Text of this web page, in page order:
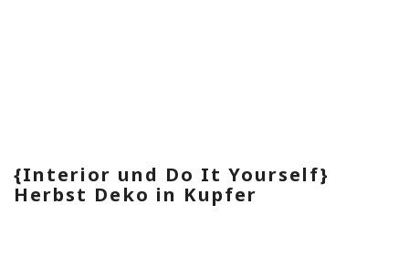
{Interior und Do It Yourself}
Herbst Deko in Kupfer